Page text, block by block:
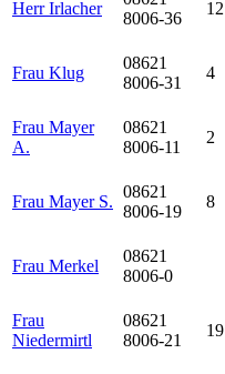
Herr Irlacher
8006-36
12
Frau Klug
08621
8006-31
4
Frau Mayer
A.
08621
8006-11
2
Frau Mayer S.
08621
8006-19
8
Frau Merkel
08621
8006-0
Frau
Niedermirtl
08621
8006-21
19